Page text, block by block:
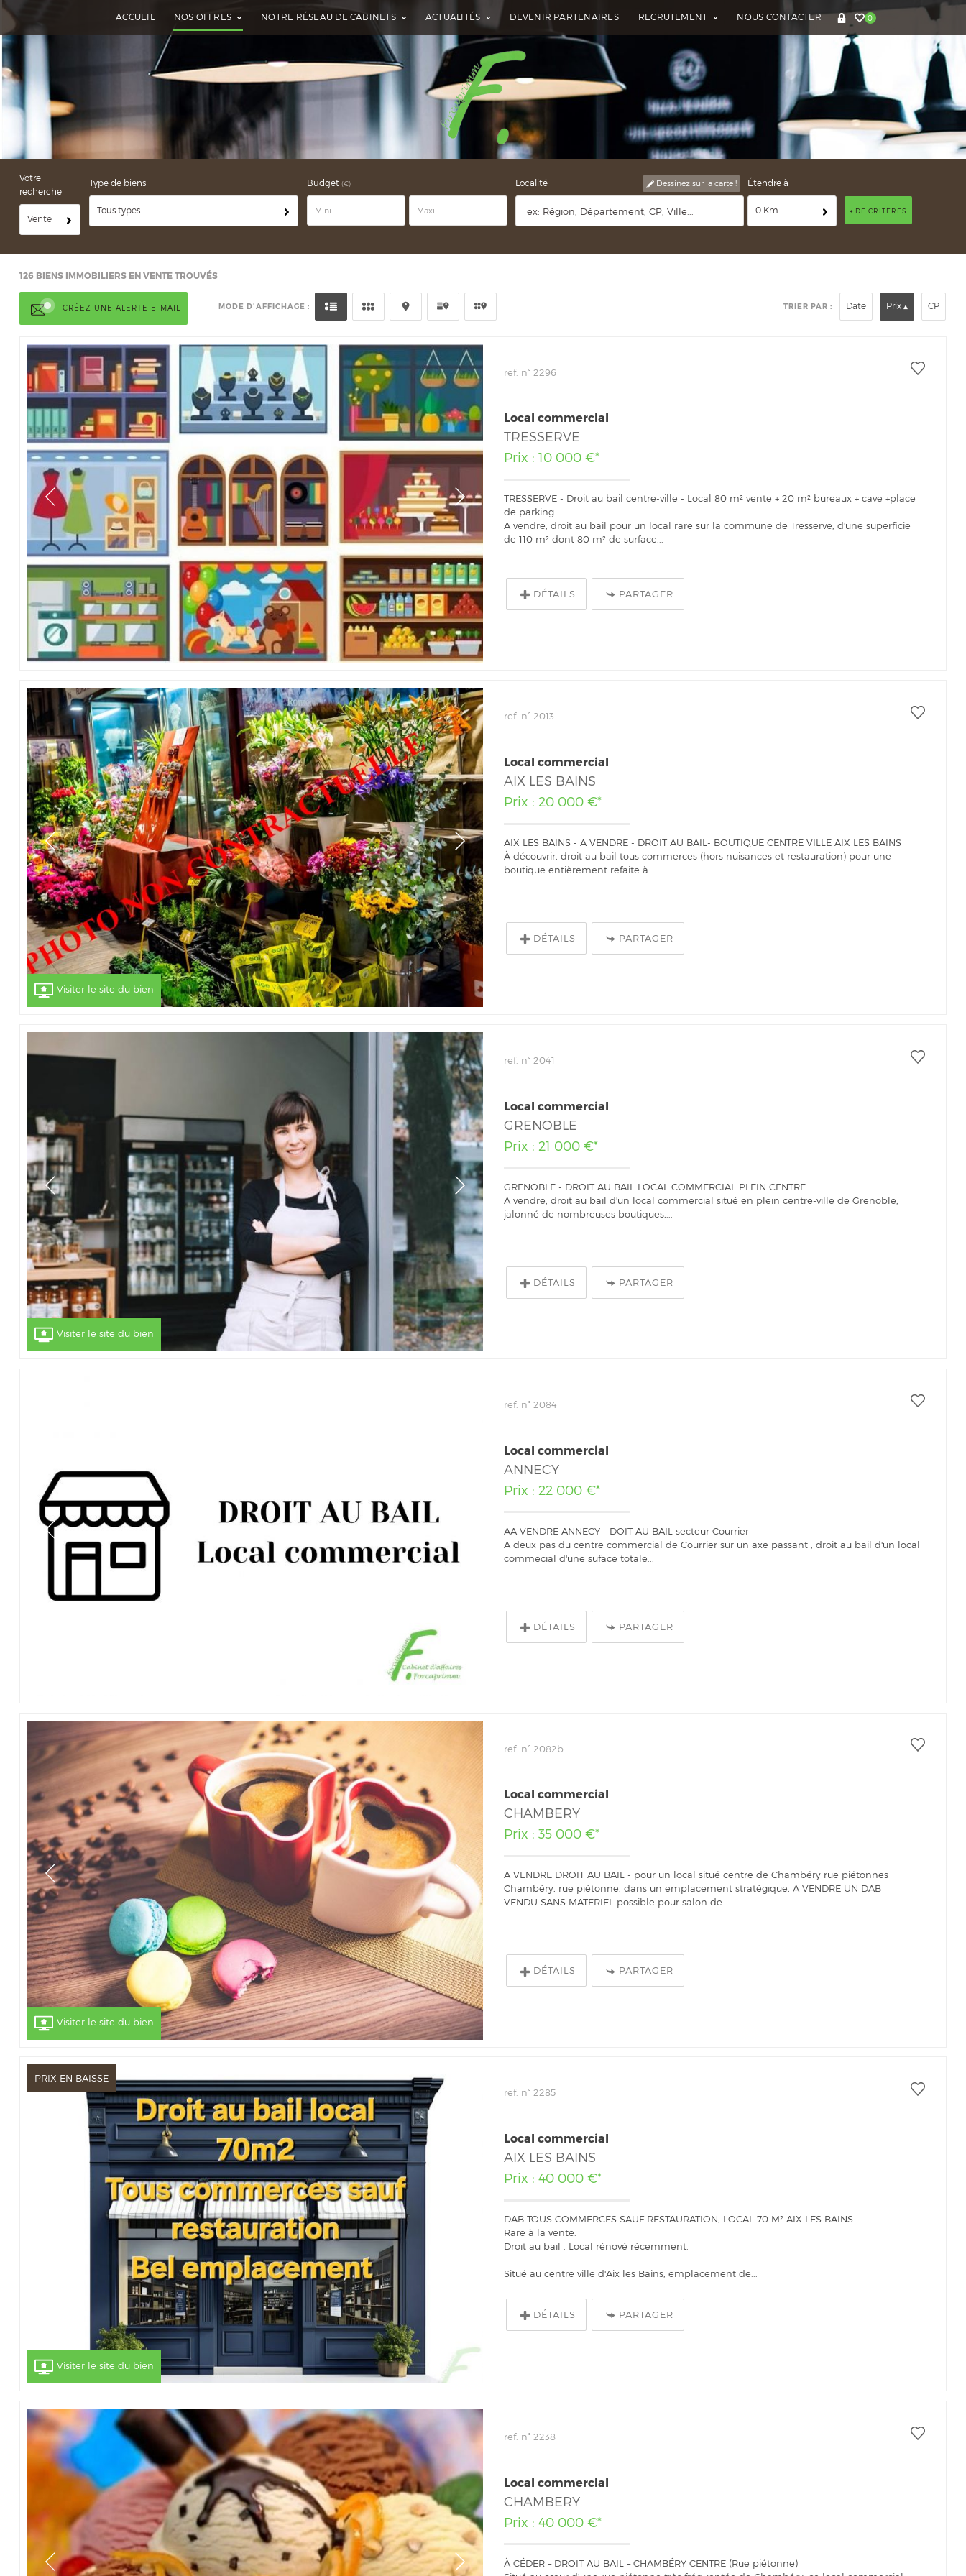
ACCUEIL NOS OFFRES NOTRE RÉSEAU DE CABINETS ACTUALITÉS DEVENIR PARTENAIRES RECRUTEMENT NOUS CONTACTER 0
Votre
recherche
Vente
Type de biens
Tous types
Budget (€) Localité Dessinez sur la carte ! Étendre à
0 Km + DE CRITÈRES
126 BIENS IMMOBILIERS EN VENTE TROUVÉS
CRÉEZ UNE ALERTE E-MAIL MODE D'AFFICHAGE : TRIER PAR : Date Prix CP
ref. n° 2296
Local commercial
TRESSERVE
Prix : 10 000 €*
TRESSERVE - Droit au bail centre-ville - Local 80 m² vente + 20 m² bureaux + cave +place
de parking
A vendre, droit au bail pour un local rare sur la commune de Tresserve, d'une superficie
de 110 m² dont 80 m² de surface...
DÉTAILS PARTAGER
Visiter le site du bien
ref. n° 2013
Local commercial
AIX LES BAINS
Prix : 20 000 €*
AIX LES BAINS - A VENDRE - DROIT AU BAIL- BOUTIQUE CENTRE VILLE AIX LES BAINS
À découvrir, droit au bail tous commerces (hors nuisances et restauration) pour une
boutique entièrement refaite à...
DÉTAILS PARTAGER
Visiter le site du bien
ref. n° 2041
Local commercial
GRENOBLE
Prix : 21 000 €*
GRENOBLE - DROIT AU BAIL LOCAL COMMERCIAL PLEIN CENTRE
A vendre, droit au bail d'un local commercial situé en plein centre-ville de Grenoble,
jalonné de nombreuses boutiques,...
DÉTAILS PARTAGER
ref. n° 2084
Local commercial
ANNECY
Prix : 22 000 €*
AA VENDRE ANNECY - DOIT AU BAIL secteur Courrier
A deux pas du centre commercial de Courrier sur un axe passant , droit au bail d'un local
commecial d'une suface totale...
DÉTAILS PARTAGER
Visiter le site du bien
ref. n° 2082b
Local commercial
CHAMBERY
Prix : 35 000 €*
A VENDRE DROIT AU BAIL - pour un local situé centre de Chambéry rue piétonnes
Chambéry, rue piétonne, dans un emplacement stratégique, A VENDRE UN DAB
VENDU SANS MATERIEL possible pour salon de...
DÉTAILS PARTAGER
Visiter le site du bien
PRIX EN BAISSE
ref. n° 2285
Local commercial
AIX LES BAINS
Prix : 40 000 €*
DAB TOUS COMMERCES SAUF RESTAURATION, LOCAL 70 M² AIX LES BAINS
Rare à la vente.
Droit au bail . Local rénové récemment.
Situé au centre ville d'Aix les Bains, emplacement de...
DÉTAILS PARTAGER
ref. n° 2238
Local commercial
CHAMBERY
Prix : 40 000 €*
À CÉDER – DROIT AU BAIL – CHAMBÉRY CENTRE (Rue piétonne)